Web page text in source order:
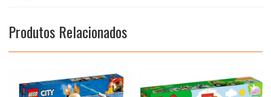
k
p
s
Produtos Relacionados